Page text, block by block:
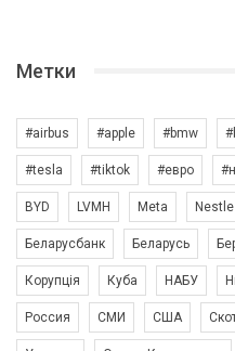
Метки
#airbus #apple #bmw
#tesla #tiktok #евро
BYD LVMH Meta Nestle
Беларусбанк Беларусь
Корупція Куба НАБУ
Россия СМИ США